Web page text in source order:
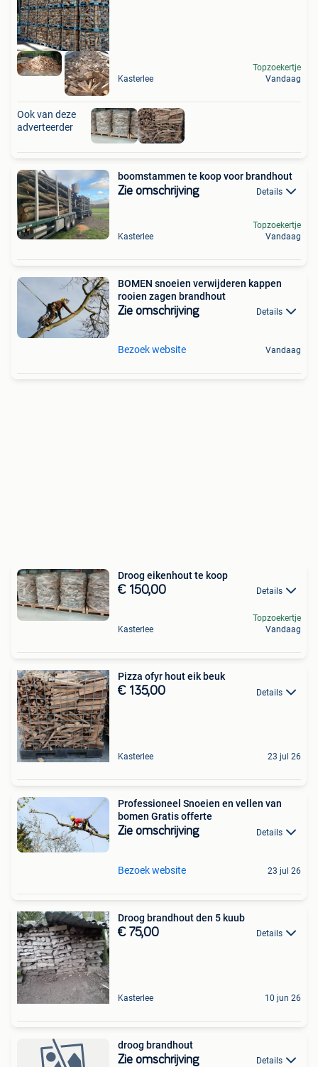
Kasterlee
Topzoekertje
Vandaag
Ook van deze
adverteerder
boomstammen te koop voor brandhout
Zie omschrijving Details
Kasterlee
Topzoekertje
Vandaag
BOMEN snoeien verwijderen kappen
rooien zagen brandhout
Zie omschrijving Details
Bezoek website Vandaag
Droog eikenhout te koop
€ 150,00 Details
Kasterlee
Topzoekertje
Vandaag
Pizza ofyr hout eik beuk
€ 135,00 Details
Kasterlee 23 jul 26
Professioneel Snoeien en vellen van
bomen Gratis offerte
Zie omschrijving Details
Bezoek website 23 jul 26
Droog brandhout den 5 kuub
€ 75,00 Details
Kasterlee 10 jun 26
droog brandhout
Zie omschrijving Details